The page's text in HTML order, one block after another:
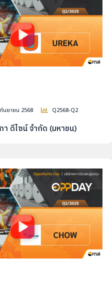
นยายน 2568 Q2568-Q2
า ดีไซน์ จำกัด (มหาชน)